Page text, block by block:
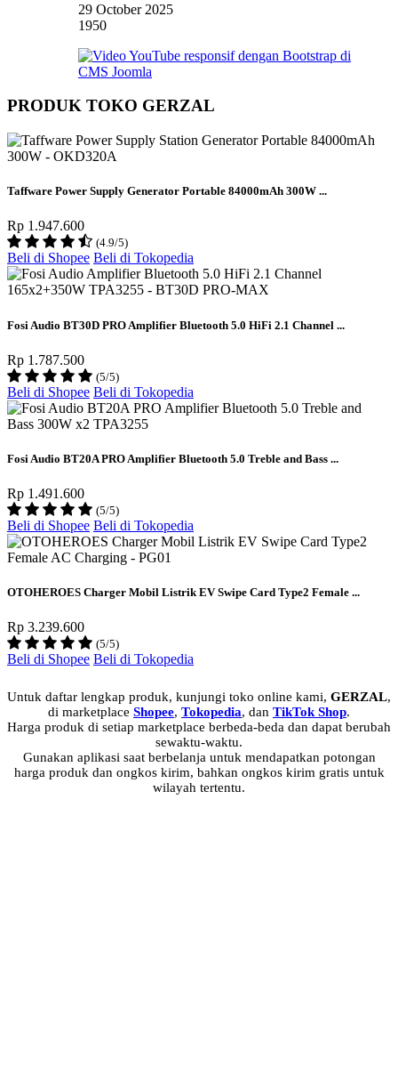
29 October 2025
1950
PRODUK TOKO GERZAL
Taffware Power Supply Generator Portable 84000mAh 300W ...
Rp 1.947.600
(4.9/5)
Beli di Shopee Beli di Tokopedia
Fosi Audio BT30D PRO Amplifier Bluetooth 5.0 HiFi 2.1 Channel ...
Rp 1.787.500
(5/5)
Beli di Shopee Beli di Tokopedia
Fosi Audio BT20A PRO Amplifier Bluetooth 5.0 Treble and Bass ...
Rp 1.491.600
(5/5)
Beli di Shopee Beli di Tokopedia
OTOHEROES Charger Mobil Listrik EV Swipe Card Type2 Female ...
Rp 3.239.600
(5/5)
Beli di Shopee Beli di Tokopedia
Untuk daftar lengkap produk, kunjungi toko online kami, GERZAL,
di marketplace Shopee, Tokopedia, dan TikTok Shop.
Harga produk di setiap marketplace berbeda-beda dan dapat berubah
sewaktu-waktu.
Gunakan aplikasi saat berbelanja untuk mendapatkan potongan
harga produk dan ongkos kirim, bahkan ongkos kirim gratis untuk
wilayah tertentu.